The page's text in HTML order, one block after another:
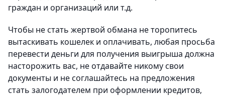
граждан и организаций или т.д.
Чтобы не стать жертвой обмана не торопитесь
вытаскивать кошелек и оплачивать, любая просьба
перевести деньги для получения выигрыша должна
насторожить вас, не отдавайте никому свои
документы и не соглашайтесь на предложения
стать залогодателем при оформлении кредитов,